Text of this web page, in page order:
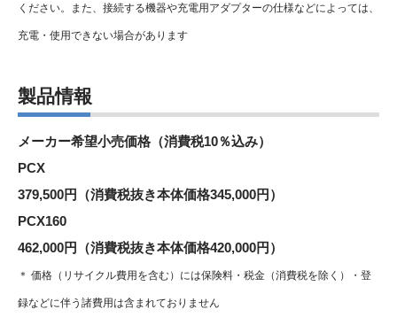
ください。また、接続する機器や充電用アダプターの仕様などによっては、
充電・使用できない場合があります
製品情報
メーカー希望小売価格（消費税10％込み）
PCX
379,500円（消費税抜き本体価格345,000円）
PCX160
462,000円（消費税抜き本体価格420,000円）
＊ 価格（リサイクル費用を含む）には保険料・税金（消費税を除く）・登
録などに伴う諸費用は含まれておりません